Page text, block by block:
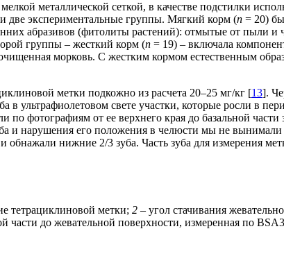
металлической сеткой, в качестве подстилки
две экспериментальные группы. Мягкий корм (n = 20)
абразивов (фитолиты растений): отмытые от пыли и
группы – жесткий корм (n = 19) – включала
морковь. С жестким кормом естественным
метки подкожно из расчета 20–25 мг/кг [13].
в ультрафиолетовом свете участки, которые росли в
фотографиям от ее верхнего края до базальной части
и нарушения его положения в челюсти мы не вынимали
нижние 2/3 зуба. Часть зуба для измерения
тетрациклиновой метки; 2 – угол стачивания
части до жевательной поверхности, измеренная по